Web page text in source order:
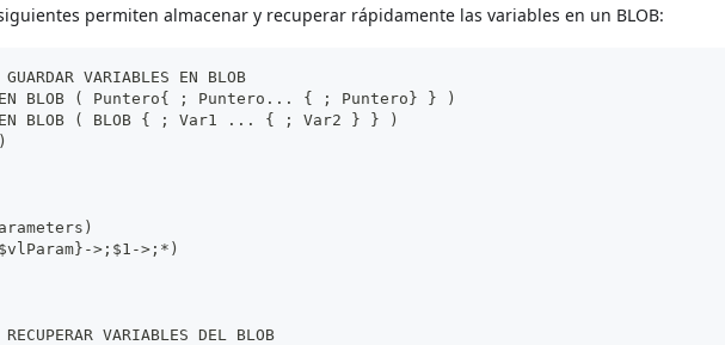
permiten almacenar y recuperar rápidamente las variables en un BLOB:
VARIABLES EN BLOB
EN BLOB ( Puntero{ ; Puntero... { ; Puntero} } )
EN BLOB ( BLOB { ; Var1 ... { ; Var2 } } )
>;$1->;*)
VARIABLES DEL BLOB